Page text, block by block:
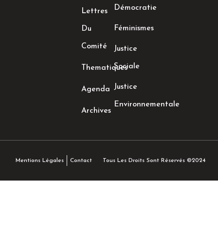
Lettres
Du
Comité
Thematiques
Agenda
Archives
Démocratie
Féminismes
Justice
Sociale
Justice
Environnementale
Mentions Légales Contact Tous Les Droits Sont Réservés ©2024